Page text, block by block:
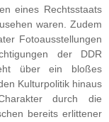
eines Rechtsstaats
waren. Zudem
Fotoausstellungen
der DDR
über ein bloßes
Kulturpolitik hinaus
durch die
bereits erlittener